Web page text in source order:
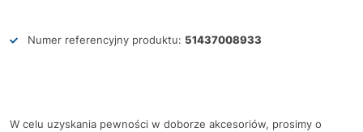
Numer referencyjny produktu: 51437008933
W celu uzyskania pewności w doborze akcesoriów, prosimy o